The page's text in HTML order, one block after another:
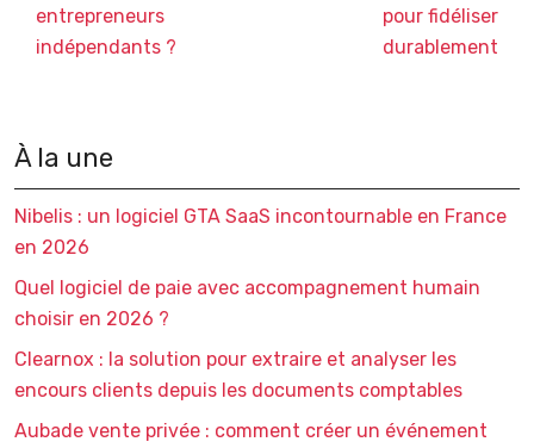
entrepreneurs
indépendants ?
pour fidéliser
durablement
À la une
Nibelis : un logiciel GTA SaaS incontournable en France
en 2026
Quel logiciel de paie avec accompagnement humain
choisir en 2026 ?
Clearnox : la solution pour extraire et analyser les
encours clients depuis les documents comptables
Aubade vente privée : comment créer un événement